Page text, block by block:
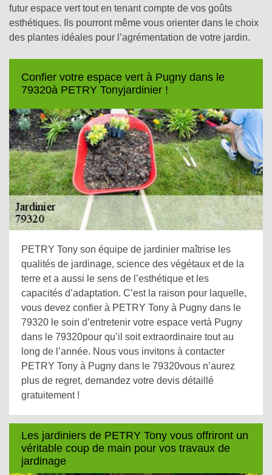
futur espace vert tout en tenant compte de vos goûts
esthétiques. Ils pourront même vous orienter dans le choix
des plantes idéales pour l’agrémentation de votre jardin.
Confier votre espace vert à Pugny dans le
79320à PETRY Tonyjardinier !
PETRY Tony son équipe de jardinier maîtrise les
qualités de jardinage, science des végétaux et de la
terre et a aussi le sens de l’esthétique et les
capacités d’adaptation. C’est la raison pour laquelle,
vous devez confier à PETRY Tony à Pugny dans le
79320 le soin d’entretenir votre espace vertà Pugny
dans le 79320pour qu’il soit extraordinaire tout au
long de l’année. Nous vous invitons à contacter
PETRY Tony à Pugny dans le 79320vous n’aurez
plus de regret, demandez votre devis détaillé
gratuitement !
Les jardiniers de PETRY Tony vous offriront un
véritable coup de main pour vos travaux de
jardinage